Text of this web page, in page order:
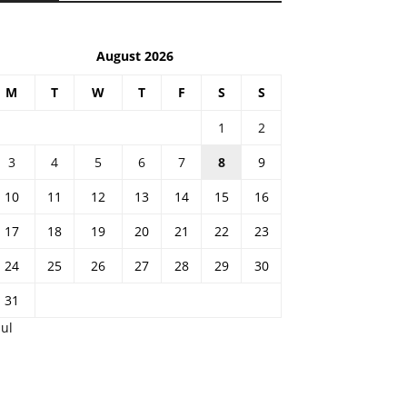
August 2026
M T W T F S S
1
2
3
4 5 6 7 8
9
10
11 12 13 14 15
16
17
18 19 20 21 22
23
24
25 26 27 28 29
30
31